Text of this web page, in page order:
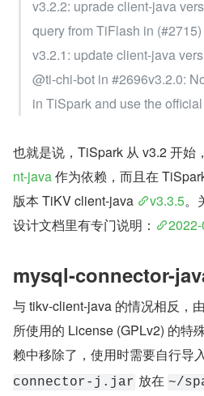
v3.2.2: uprade client-java
query from TiFlash in
v3.2.1: update client-java
@ti-chi-bot in #2696v3.2.0:
in TiSpark and use the
也就是说，TiSpark 从 v3.2 开始
nt-java 作为依赖，而且在
版本 TiKV client-java
v3.3.5。
设计文档里有专门说明：
mysql-connector-
与 tikv-client-java 的情况相反，
所使用的 License (GPLv2) 的特
赖中移除了，使用时需要自行导
connector-j.jar 放在 ~/